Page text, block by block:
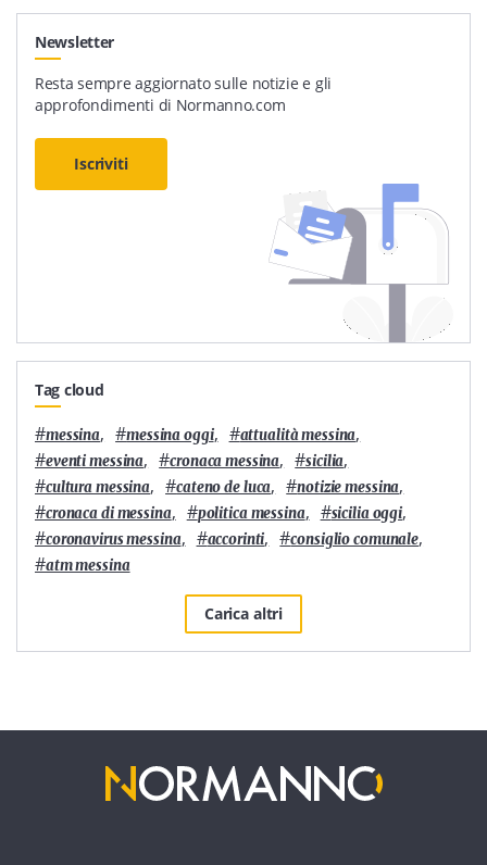
Newsletter
Resta sempre aggiornato sulle notizie e gli
approfondimenti di Normanno.com
Iscriviti
Tag cloud
#messina, #messina oggi, #attualità messina,
#eventi messina, #cronaca messina, #sicilia,
#cultura messina, #cateno de luca, #notizie messina,
#cronaca di messina, #politica messina, #sicilia oggi,
#coronavirus messina, #accorinti, #consiglio comunale,
#atm messina
Carica altri